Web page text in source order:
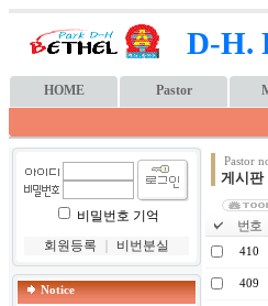
D-H.
HOME Pastor
비밀번호 기억
회원등록
비번분실
Notice
Pastor
게시판
번호
410
409